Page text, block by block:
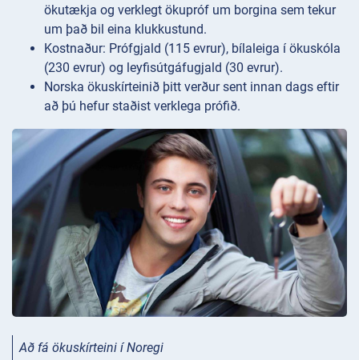
ökutækja og verklegt ökupróf um borgina sem tekur
um það bil eina klukkustund.
Kostnaður: Prófgjald (115 evrur), bílaleiga í ökuskóla
(230 evrur) og leyfisútgáfugjald (30 evrur).
Norska ökuskírteinið þitt verður sent innan dags eftir
að þú hefur staðist verklega prófið.
Að fá ökuskírteini í Noregi